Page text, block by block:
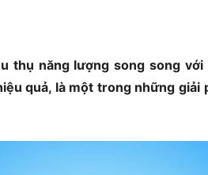
thụ năng lượng song song
quả, là một trong những